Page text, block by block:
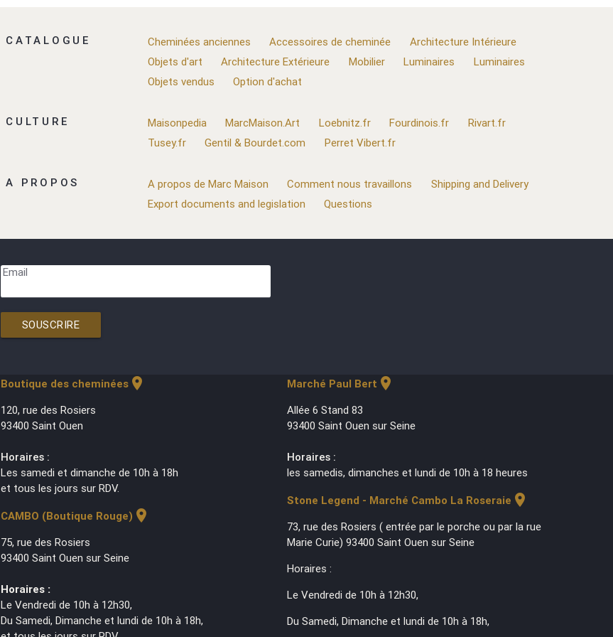
CATALOGUE Cheminées anciennes Accessoires de cheminée
Architecture Intérieure
Objets d'art
Architecture Extérieure Mobilier Luminaires
Luminaires
Objets vendus
Option d'achat
CULTURE Maisonpedia MarcMaison.Art Loebnitz.fr Fourdinois.fr
Rivart.fr
Tusey.fr
Gentil & Bourdet.com Perret Vibert.fr
A PROPOS A propos de Marc Maison Comment nous travaillons
Shipping and Delivery
Export documents and legislation
Questions
Email
SOUSCRIRE
Boutique des cheminéeslocation_on
120, rue des Rosiers
93400 Saint Ouen
Horaires :
Les samedi et dimanche de 10h à 18h
et tous les jours sur RDV.
CAMBO (Boutique Rouge) location_on
75, rue des Rosiers
93400 Saint Ouen sur Seine
Horaires :
Le Vendredi de 10h à 12h30,
Du Samedi, Dimanche et lundi de 10h à 18h,
Marché Paul Bert location_on
Allée 6 Stand 83
93400 Saint Ouen sur Seine
Horaires :
les samedis, dimanches et lundi de 10h à 18 heures
Stone Legend - Marché Cambo La Roseraie location_on
73, rue des Rosiers ( entrée par le porche ou par la rue
Marie Curie) 93400 Saint Ouen sur Seine
Horaires :
Le Vendredi de 10h à 12h30,
Du Samedi, Dimanche et lundi de 10h à 18h,